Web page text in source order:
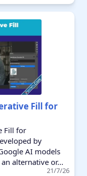
Fill for
Fill for
by
AI models
an alternative or...
21/7/26